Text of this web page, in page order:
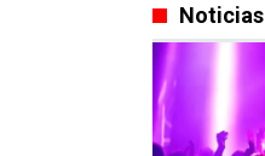
Noticias